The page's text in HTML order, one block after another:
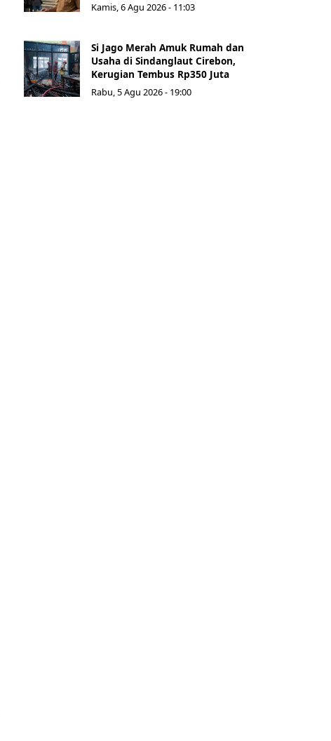
Kamis, 6 Agu 2026 - 11:03
Si Jago Merah Amuk Rumah dan
Usaha di Sindanglaut Cirebon,
Kerugian Tembus Rp350 Juta
Rabu, 5 Agu 2026 - 19:00